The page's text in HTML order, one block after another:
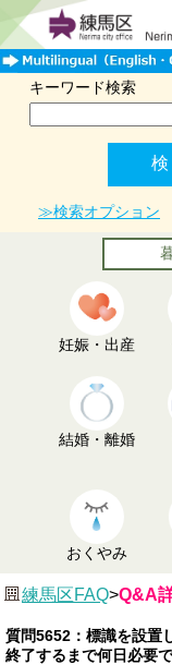
キーワード検索
≫検索オプション
妊娠・出産
結婚・離婚
おくやみ
練馬区FAQ>Q&A
質問5652：標識を設置
終了するまで何日必要